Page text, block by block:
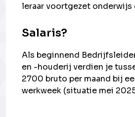
leraar voortgezet onderwijs
Salaris?
Als beginnend
en -houderij verdien je
2700 bruto per maand bij
werkweek (situatie mei